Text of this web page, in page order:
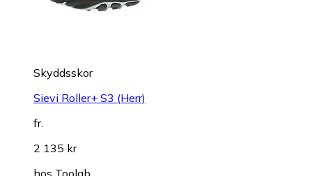
Skyddsskor
Sievi Roller+ S3 (Herr)
fr.
2 135 kr